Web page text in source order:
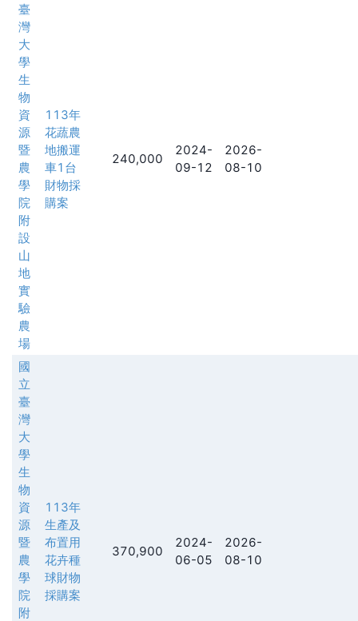
臺
灣
大
學
生
物
資
源
暨
農
學
院
附
設
山
地
實
驗
農
場
113年
花蔬農
地搬運
車1台
財物採
購案
240,000
2024-
09-12
2026-
08-10
國
立
臺
灣
大
學
生
物
資
源
暨
農
學
院
附
113年
生產及
布置用
花卉種
球財物
採購案
370,900
2024-
06-05
2026-
08-10